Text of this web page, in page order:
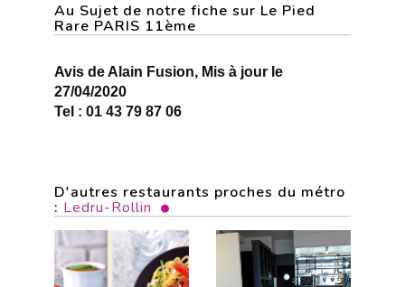
Au Sujet de notre fiche sur Le Pied
Rare PARIS 11ème
Avis de Alain Fusion, Mis à jour le
27/04/2020
Tel : 01 43 79 87 06
D'autres restaurants proches du métro
: Ledru-Rollin